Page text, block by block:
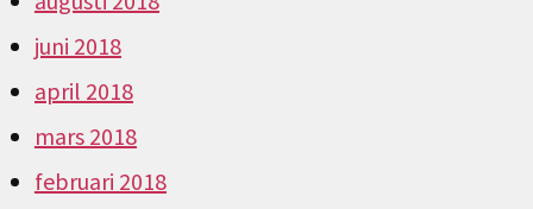
juni 2018
april 2018
mars 2018
februari 2018